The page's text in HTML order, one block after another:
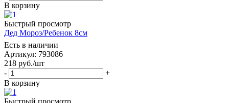
В корзину
Быстрый просмотр
Дед Мороз/Ребенок 8см
Есть в наличии
Артикул: 793086
218 руб./шт
-
+
В корзину
Быстрый просмотр